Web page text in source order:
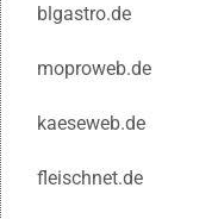
blgastro.de
moproweb.de
kaeseweb.de
fleischnet.de